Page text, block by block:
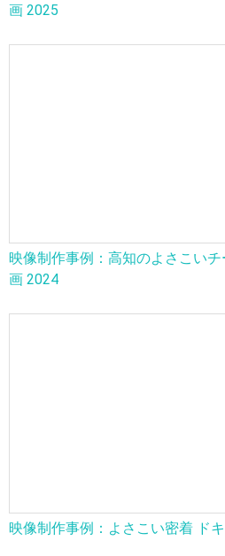
画 2025
映像制作事例：高知のよさこいチ
画 2024
映像制作事例：よさこい密着 ド